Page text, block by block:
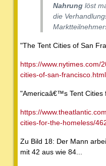
Nahrung löst
die
"The Tent Cities of San
https://www.nytimes.com/
cities-of-san-
"Americaâ€™s Tent Cities
https://
cities-for-the-homeless/
Zu Bild 18: Der Mann
mit 42 aus wie 84...